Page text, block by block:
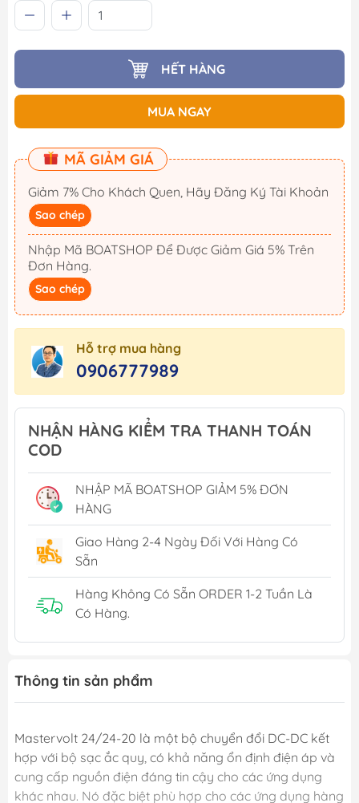
HẾT HÀNG
MUA NGAY
MÃ GIẢM GIÁ
Giảm 7% Cho Khách Quen, Hãy Đăng Ký Tài Khoản
Sao chép
Nhập Mã BOATSHOP Để Được Giảm Giá 5% Trên
Đơn Hàng.
Sao chép
Hỗ trợ mua hàng
0906777989
NHẬN HÀNG KIỂM TRA THANH TOÁN
COD
NHẬP MÃ BOATSHOP GIẢM 5% ĐƠN
HÀNG
Giao Hàng 2-4 Ngày Đối Với Hàng Có
Sẵn
Hàng Không Có Sẵn ORDER 1-2 Tuần Là
Có Hàng.
Thông tin sản phẩm
Mastervolt 24/24-20 là một bộ chuyển đổi DC-DC kết
hợp với bộ sạc ắc quy, có khả năng ổn định điện áp và
cung cấp nguồn điện đáng tin cậy cho các ứng dụng
khác nhau. Nó đặc biệt phù hợp cho các ứng dụng hàng